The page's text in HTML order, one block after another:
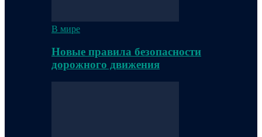
В мире
Новые правила безопасности
дорожного движения